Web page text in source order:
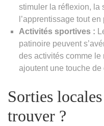
stimuler la réflexion, la
l’apprentissage tout
Activités sportives :
patinoire peuvent
des activités comme le
ajoutent une touche
Sorties
trouver ?